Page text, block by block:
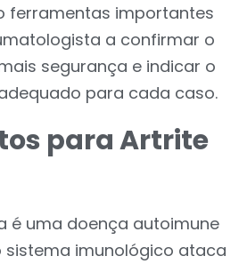
ferramentas importantes
a confirmar o
segurança e indicar o
para cada caso.
para Artrite
é uma doença autoimune
sistema imunológico ataca